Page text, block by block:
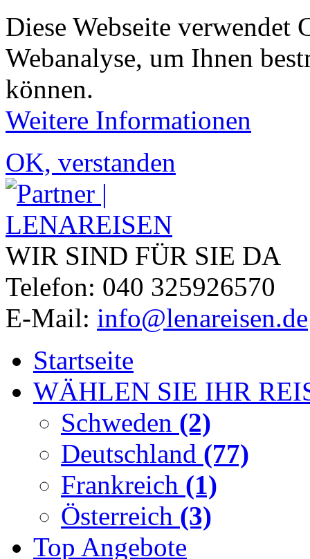
Diese Webseite verwendet
Webanalyse, um Ihnen
können.
Weitere Informationen
OK, verstanden
WIR SIND FÜR SIE DA
Telefon: 040 325926570
E-Mail: info@lenareisen.de
Startseite
WÄHLEN SIE IHR
Schweden (2)
Deutschland (77)
Frankreich (1)
Österreich (3)
Top Angebote